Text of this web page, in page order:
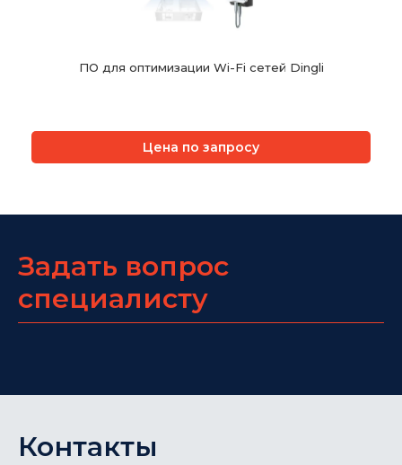
ПО для оптимизации Wi-Fi сетей Dingli
Цена по запросу
Задать вопрос
специалисту
Контакты